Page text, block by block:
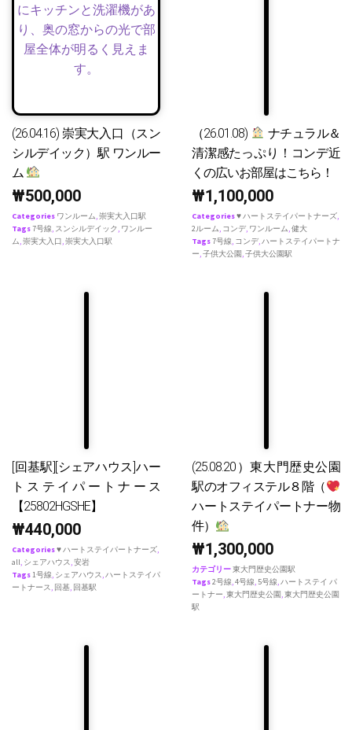
(26.04.16) 崇実大入口（スン
シルデイック）駅 ワンルー
ム
₩500,000
Categories ワンルーム,崇実大入口駅
Tags7号線, スンシルデイック , ワンルー
ム,崇実大入口,崇実大入口駅
（26.01.08)
ナチュラル＆
清潔感たっぷり！コンデ近
くの広いお部屋はこちら！
₩1,100,000
Categories♥ ハートステイパートナーズ,
2ルーム, コンデ, ワンルーム,健大
Tags7号線, コンデ,ハートステイパートナ
ー,子供大公園 ,子供大公園駅
[回基駅][シェアハウス]ハー
トステイパートナース
【25802HGSHE】
₩440,000
Categories♥ ハートステイパートナーズ,
all, シェアハウス,安岩
Tags1号線, シェアハウス,ハートステイパ
ートナース, 回基, 回基駅
(25.08.20）東大門歴史公園
駅のオフィステル８階（
ハートステイパートナー物
件）
₩1,300,000
カテゴリー東大門歴史公園駅
Tags2号線,4号線, 5号線,ハートステイ パ
ートナー,東大門歴史公園 ,東大門歴史公園
駅